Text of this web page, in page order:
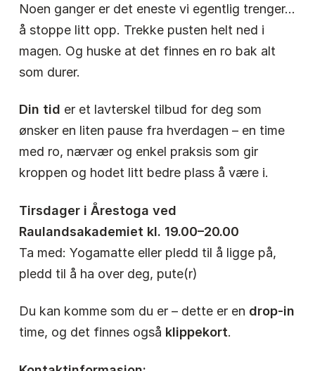
Noen ganger er det eneste vi egentlig trenger…
å stoppe litt opp. Trekke pusten helt ned i
magen. Og huske at det finnes en ro bak alt
som durer.
Din tid er et lavterskel tilbud for deg som
ønsker en liten pause fra hverdagen – en time
med ro, nærvær og enkel praksis som gir
kroppen og hodet litt bedre plass å være i.
Tirsdager i Årestoga ved
Raulandsakademiet kl. 19.00–20.00
Ta med: Yogamatte eller pledd til å ligge på,
pledd til å ha over deg, pute(r)
Du kan komme som du er – dette er en drop-in
time, og det finnes også klippekort.